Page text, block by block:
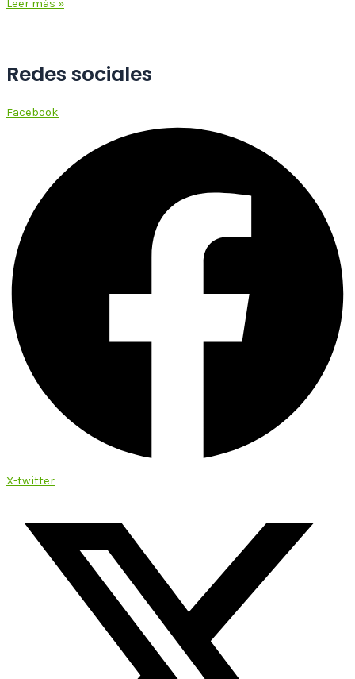
Leer más »
Redes sociales
Facebook
X-twitter